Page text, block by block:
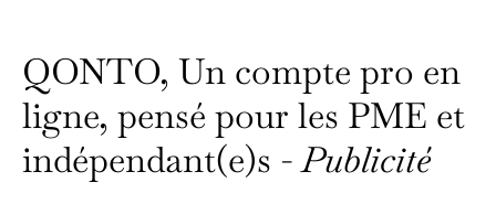
QONTO, Un compte pro en
ligne, pensé pour les PME et
indépendant(e)s -Publicité